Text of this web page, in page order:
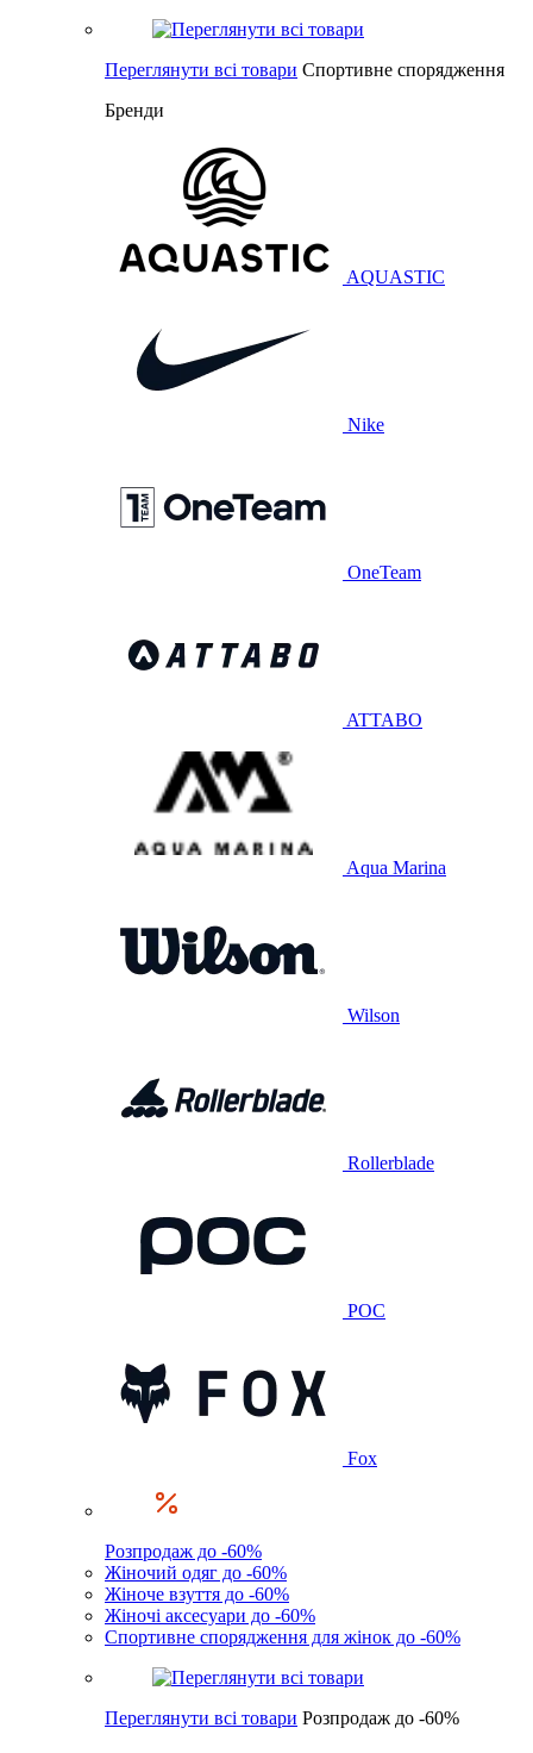
Переглянути всі товари Спортивне спорядження
Бренди
AQUASTIC
Nike
OneTeam
ATTABO
Aqua Marina
Wilson
Rollerblade
POC
Fox
Розпродаж до -60%
Жіночий одяг до -60%
Жіноче взуття до -60%
Жіночі аксесуари до -60%
Спортивне спорядження для жінок до -60%
Переглянути всі товари Розпродаж до -60%